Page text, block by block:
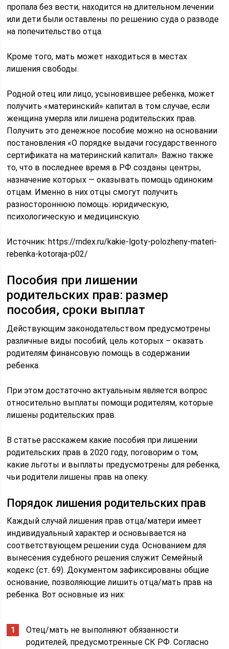
пропала без вести, находится на длительном лечении
или дети были оставлены по решению суда о разводе
на попечительство отца.
Кроме того, мать может находиться в местах
лишения свободы.
Родной отец или лицо, усыновившее ребенка, может
получить «материнский» капитал в том случае, если
женщина умерла или лишена родительских прав.
Получить это денежное пособие можно на основании
постановления «О порядке выдачи государственного
сертификата на материнский капитал». Важно также
то, что в последнее время в РФ созданы центры,
назначение которых — оказывать помощь одиноким
отцам. Именно в них отцы смогут получить
разностороннюю помощь: юридическую,
психологическую и медицинскую.
Источник:https://rndex.ru/kakie-lgoty-polozheny-materi-
rebenka-kotoraja-p02/
Пособия при лишении
родительских прав: размер
пособия, сроки выплат
Действующим законодательством предусмотрены
различные виды пособий, цель которых – оказать
родителям финансовую помощь в содержании
ребенка.
При этом достаточно актуальным является вопрос
относительно выплаты помощи родителям, которые
лишены родительских прав.
В статье расскажем какие пособия при лишении
родительских прав в 2020 году, поговорим о том,
какие льготы и выплаты предусмотрены для ребенка,
чьи родители лишены прав на опеку.
Порядок лишения родительских прав
Каждый случай лишения прав отца/матери имеет
индивидуальный характер и основывается на
соответствующем решении суда. Основанием для
вынесения судебного решения служит Семейный
кодекс (ст. 69). Документом зафиксированы общие
основание, позволяющие лишить отца/мать прав на
ребенка. Вот основные из них:
Отец/мать не выполняют обязанности
родителей, предусмотренные СК РФ. Согласно